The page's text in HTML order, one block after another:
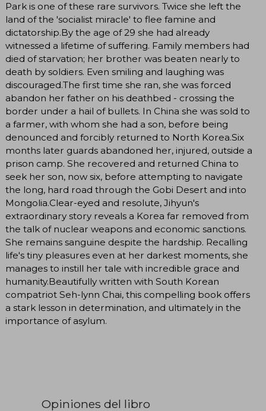
Park is one of these rare survivors. Twice she left the
land of the 'socialist miracle' to flee famine and
dictatorship.By the age of 29 she had already
witnessed a lifetime of suffering. Family members had
died of starvation; her brother was beaten nearly to
death by soldiers. Even smiling and laughing was
discouraged.The first time she ran, she was forced
abandon her father on his deathbed - crossing the
border under a hail of bullets. In China she was sold to
a farmer, with whom she had a son, before being
denounced and forcibly returned to North Korea.Six
months later guards abandoned her, injured, outside a
prison camp. She recovered and returned China to
seek her son, now six, before attempting to navigate
the long, hard road through the Gobi Desert and into
Mongolia.Clear-eyed and resolute, Jihyun's
extraordinary story reveals a Korea far removed from
the talk of nuclear weapons and economic sanctions.
She remains sanguine despite the hardship. Recalling
life's tiny pleasures even at her darkest moments, she
manages to instill her tale with incredible grace and
humanity.Beautifully written with South Korean
compatriot Seh-lynn Chai, this compelling book offers
a stark lesson in determination, and ultimately in the
importance of asylum.
Opiniones del libro